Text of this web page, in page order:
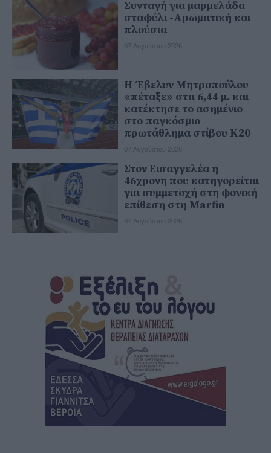
Συνταγή για μαρμελάδα
σταφύλι -Αρωματική και
πλούσια
07 Αυγούστου 2026
Η Έβελυν Μητροπούλου
«πέταξε» στα 6,44 μ. και
κατέκτησε το ασημένιο
στο παγκόσμιο
πρωτάθλημα στίβου Κ20
07 Αυγούστου 2026
Στον Εισαγγελέα η
46χρονη που κατηγορείται
για συμμετοχή στη φονική
επίθεση στη Marfin
07 Αυγούστου 2026